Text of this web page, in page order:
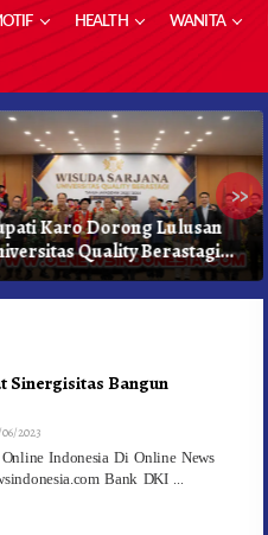
HEALTH WANITA
»
Karo Dorong Lulusan
Quality Berastagi
Generasi Inovatif dan
Sinergisitas Bangun
2023
Indonesia Di Online News
Bank DKI